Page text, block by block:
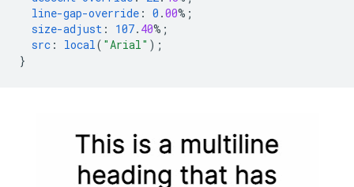
line-gap-override : 0 .00%;
size-adjust : 107. 40%;
src : local( "Arial" );
}